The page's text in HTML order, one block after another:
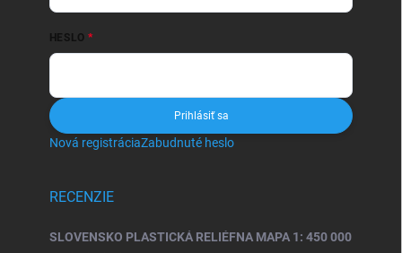
HESLO
Prihlásiť sa
Nová registráciaZabudnuté heslo
RECENZIE
SLOVENSKO PLASTICKÁ RELIÉFNA MAPA 1: 450 000